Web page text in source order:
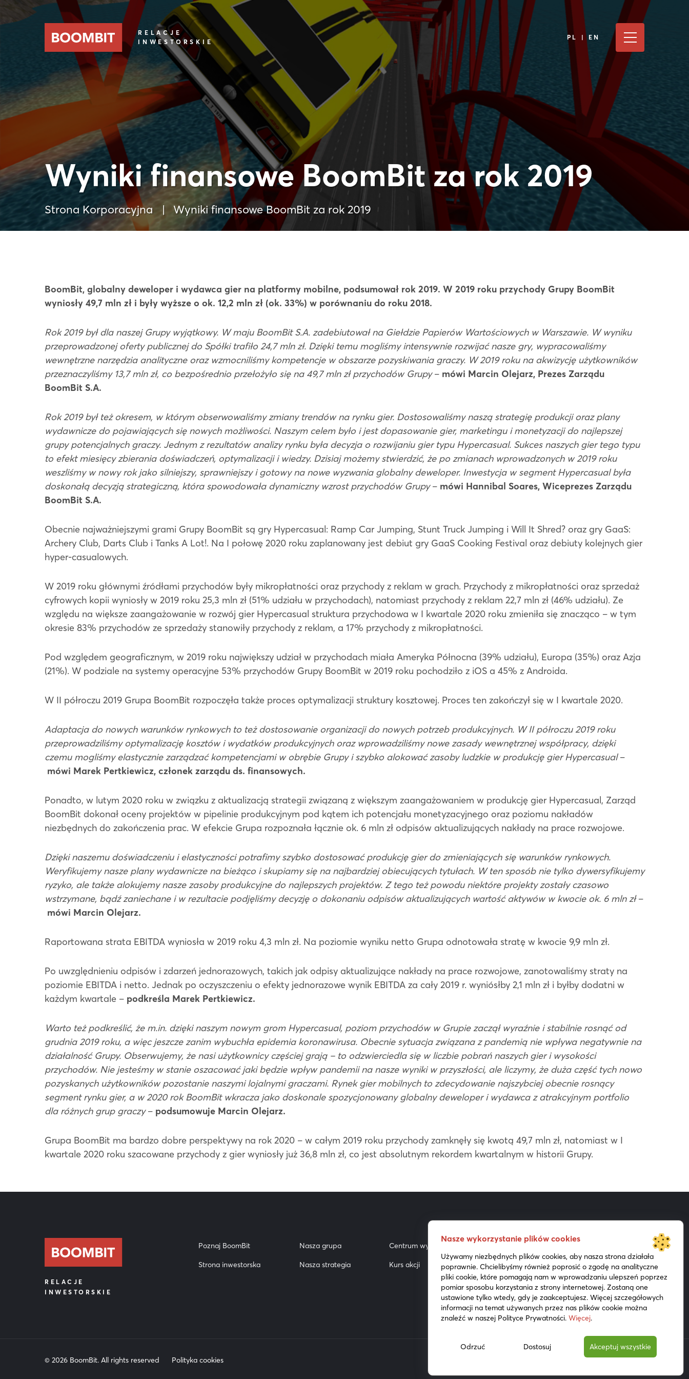
RELACJE
INWESTORSKIE
PL | EN
Wyniki finansowe BoomBit za rok 2019
Strona Korporacyjna Wyniki finansowe BoomBit za rok 2019
BoomBit, globalny deweloper i wydawca gier na platformy mobilne, podsumował rok 2019. W 2019 roku przychody Grupy BoomBit
wyniosły 49,7 mln zł i były wyższe o ok. 12,2 mln zł (ok. 33%) w porównaniu do roku 2018.
Rok 2019 był dla naszej Grupy wyjątkowy. W maju BoomBit S.A. zadebiutował na Giełdzie Papierów Wartościowych w Warszawie. W wyniku
przeprowadzonej oferty publicznej do Spółki trafiło 24,7 mln zł. Dzięki temu mogliśmy intensywnie rozwijać nasze gry, wypracowaliśmy
wewnętrzne narzędzia analityczne oraz wzmocniliśmy kompetencje w obszarze pozyskiwania graczy. W 2019 roku na akwizycję użytkowników
przeznaczyliśmy 13,7 mln zł, co bezpośrednio przełożyło się na 49,7 mln zł przychodów Grupy– mówi Marcin Olejarz, Prezes Zarządu
BoomBit S.A.
Rok 2019 był też okresem, w którym obserwowaliśmy zmiany trendów na rynku gier. Dostosowaliśmy naszą strategię produkcji oraz plany
wydawnicze do pojawiających się nowych możliwości. Naszym celem było i jest dopasowanie gier, marketingu i monetyzacji do najlepszej
grupy potencjalnych graczy. Jednym z rezultatów analizy rynku była decyzja o rozwijaniu gier typu Hypercasual. Sukces naszych gier tego typu
to efekt miesięcy zbierania doświadczeń, optymalizacji i wiedzy. Dzisiaj możemy stwierdzić, że po zmianach wprowadzonych w 2019 roku
weszliśmy w nowy rok jako silniejszy, sprawniejszy i gotowy na nowe wyzwania globalny deweloper. Inwestycja w segment Hypercasual była
doskonałą decyzją strategiczną, która spowodowała dynamiczny wzrost przychodów Grupy– mówi Hannibal Soares, Wiceprezes Zarządu
BoomBit S.A.
Obecnie najważniejszymi grami Grupy BoomBit są gry Hypercasual: Ramp Car Jumping, Stunt Truck Jumping i Will It Shred? oraz gry GaaS:
Archery Club, Darts Club i Tanks A Lot!. Na I połowę 2020 roku zaplanowany jest debiut gry GaaS Cooking Festival oraz debiuty kolejnych gier
hyper-casualowych.
W 2019 roku głównymi źródłami przychodów były mikropłatności oraz przychody z reklam w grach. Przychody z mikropłatności oraz sprzedaż
cyfrowych kopii wyniosły w 2019 roku 25,3 mln zł (51% udziału w przychodach), natomiast przychody z reklam 22,7 mln zł (46% udziału). Ze
względu na większe zaangażowanie w rozwój gier Hypercasual struktura przychodowa w I kwartale 2020 roku zmieniła się znacząco – w tym
okresie 83% przychodów ze sprzedaży stanowiły przychody z reklam, a 17% przychody z mikropłatności.
Pod względem geograficznym, w 2019 roku największy udział w przychodach miała Ameryka Północna (39% udziału), Europa (35%) oraz Azja
(21%). W podziale na systemy operacyjne 53% przychodów Grupy BoomBit w 2019 roku pochodziło z iOS a 45% z Androida.
W II półroczu 2019 Grupa BoomBit rozpoczęła także proces optymalizacji struktury kosztowej. Proces ten zakończył się w I kwartale 2020.
Adaptacja do nowych warunków rynkowych to też dostosowanie organizacji do nowych potrzeb produkcyjnych. W II półroczu 2019 roku
przeprowadziliśmy optymalizację kosztów i wydatków produkcyjnych oraz wprowadziliśmy nowe zasady wewnętrznej współpracy, dzięki
czemu mogliśmy elastycznie zarządzać kompetencjami w obrębie Grupy i szybko alokować zasoby ludzkie w produkcję gier Hypercasual–
mówi Marek Pertkiewicz, członek zarządu ds. finansowych.
Ponadto, w lutym 2020 roku w związku z aktualizacją strategii związaną z większym zaangażowaniem w produkcję gier Hypercasual, Zarząd
BoomBit dokonał oceny projektów w pipelinie produkcyjnym pod kątem ich potencjału monetyzacyjnego oraz poziomu nakładów
niezbędnych do zakończenia prac. W efekcie Grupa rozpoznała łącznie ok. 6 mln zł odpisów aktualizujących nakłady na prace rozwojowe.
Dzięki naszemu doświadczeniu i elastyczności potrafimy szybko dostosować produkcję gier do zmieniających się warunków rynkowych.
Weryfikujemy nasze plany wydawnicze na bieżąco i skupiamy się na najbardziej obiecujących tytułach. W ten sposób nie tylko dywersyfikujemy
ryzyko, ale także alokujemy nasze zasoby produkcyjne do najlepszych projektów. Z tego też powodu niektóre projekty zostały czasowo
wstrzymane, bądź zaniechane i w rezultacie podjęliśmy decyzję o dokonaniu odpisów aktualizujących wartość aktywów w kwocie ok. 6 mln zł–
mówi Marcin Olejarz.
Raportowana strata EBITDA wyniosła w 2019 roku 4,3 mln zł. Na poziomie wyniku netto Grupa odnotowała stratę w kwocie 9,9 mln zł.
Po uwzględnieniu odpisów i zdarzeń jednorazowych, takich jak odpisy aktualizujące nakłady na prace rozwojowe, zanotowaliśmy straty na
poziomie EBITDA i netto. Jednak po oczyszczeniu o efekty jednorazowe wynik EBITDA za cały 2019 r. wyniósłby 2,1 mln zł i byłby dodatni w
każdym kwartale – podkreśla Marek Pertkiewicz.
Warto też podkreślić, że m.in. dzięki naszym nowym grom Hypercasual, poziom przychodów w Grupie zaczął wyraźnie i stabilnie rosnąć od
grudnia 2019 roku, a więc jeszcze zanim wybuchła epidemia koronawirusa. Obecnie sytuacja związana z pandemią nie wpływa negatywnie na
działalność Grupy. Obserwujemy, że nasi użytkownicy częściej grają – to odzwierciedla się w liczbie pobrań naszych gier i wysokości
przychodów. Nie jesteśmy w stanie oszacować jaki będzie wpływ pandemii na nasze wyniki w przyszłości, ale liczymy, że duża część tych nowo
pozyskanych użytkowników pozostanie naszymi lojalnymi graczami. Rynek gier mobilnych to zdecydowanie najszybciej obecnie rosnący
segment rynku gier, a w 2020 rok BoomBit wkracza jako doskonale spozycjonowany globalny deweloper i wydawca z atrakcyjnym portfolio
dla różnych grup graczy– podsumowuje Marcin Olejarz.
Grupa BoomBit ma bardzo dobre perspektywy na rok 2020 – w całym 2019 roku przychody zamknęły się kwotą 49,7 mln zł, natomiast w I
kwartale 2020 roku szacowane przychody z gier wyniosły już 36,8 mln zł, co jest absolutnym rekordem kwartalnym w historii Grupy.
RELACJE
INWESTORSKIE
Poznaj BoomBit
Strona inwestorska
Nasza grupa
Nasza strategia
Centrum wyników
Kurs akcji
Akcjonariat
Do pobrania Media
© 2026 BoomBit. All rights reserved Polityka cookies
Nasze wykorzystanie plików cookies
Używamy niezbędnych plików cookies, aby nasza strona działała
poprawnie. Chcielibyśmy również poprosić o zgodę na analityczne
pliki cookie, które pomagają nam w wprowadzaniu ulepszeń poprzez
pomiar sposobu korzystania z strony internetowej. Zostaną one
ustawione tylko wtedy, gdy je zaakceptujesz. Więcej szczegółowych
informacji na temat używanych przez nas plików cookie można
znaleźć w naszej Polityce Prywatności. Więcej.
Dostosuj
Odrzuć Akceptuj wszystkie